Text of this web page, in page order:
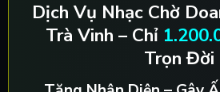
Dịch Vụ Nhạc Chờ
Trà Vinh – Chỉ
Trọn Đời